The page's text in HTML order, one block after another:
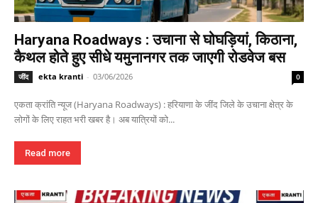
Haryana Roadways : उचाना से घोघड़ियां, किठाना,
कैथल होते हुए सीधे यमुनानगर तक जाएगी रोडवेज बस
जींद ekta kranti - 03/06/2026 0
एकता क्रांति न्यूज (Haryana Roadways) : हरियाणा के जींद जिले के उचाना क्षेत्र के
लोगों के लिए राहत भरी खबर है। अब यात्रियों को...
Read more